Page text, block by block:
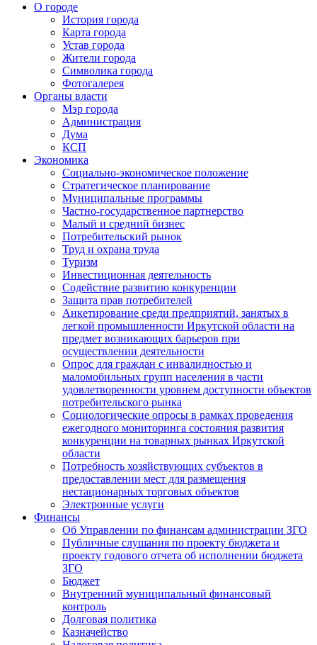
О городе
История города
Карта города
Устав города
Жители города
Символика города
Фотогалерея
Органы власти
Мэр города
Администрация
Дума
КСП
Экономика
Социально-экономическое положение
Стратегическое планирование
Муниципальные программы
Частно-государственное партнерство
Малый и средний бизнес
Потребительский рынок
Труд и охрана труда
Туризм
Инвестиционная деятельность
Содействие развитию конкуренции
Защита прав потребителей
Анкетирование среди предприятий, занятых в
легкой промышленности Иркутской области на
предмет возникающих барьеров при
осуществлении деятельности
Опрос для граждан с инвалидностью и
маломобильных групп населения в части
удовлетворенности уровнем доступности объектов
потребительского рынка
Социологические опросы в рамках проведения
ежегодного мониторинга состояния развития
конкуренции на товарных рынках Иркутской
области
Потребность хозяйствующих субъектов в
предоставлении мест для размещения
нестационарных торговых объектов
Электронные услуги
Финансы
Об Управлении по финансам администрации ЗГО
Публичные слушания по проекту бюджета и
проекту годового отчета об исполнении бюджета
ЗГО
Бюджет
Внутренний муниципальный финансовый
контроль
Долговая политика
Казначейство